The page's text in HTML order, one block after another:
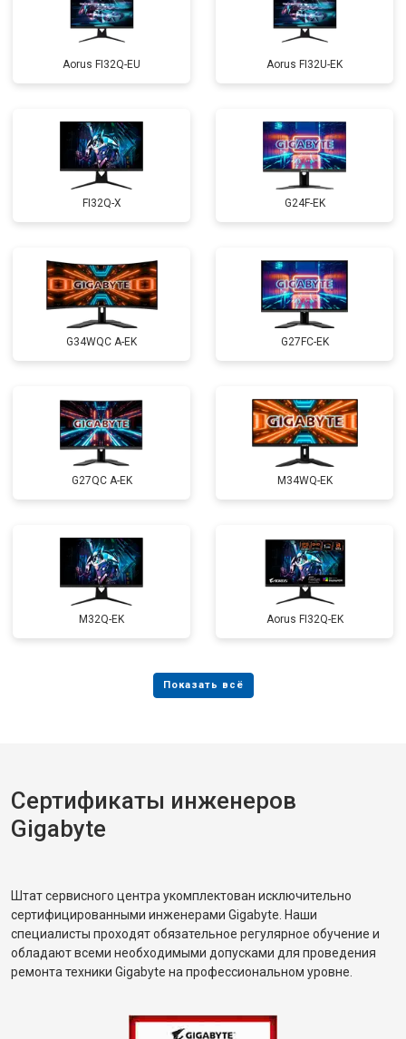
Aorus FI32Q-EU Aorus FI32U-EK
FI32Q-X G24F-EK
G34WQC A-EK G27FC-EK
G27QC A-EK M34WQ-EK
M32Q-EK Aorus FI32Q-EK
Сертификаты инженеров
Gigabyte
Штат сервисного центра укомплектован исключительно
сертифицированными инженерами Gigabyte. Наши
специалисты проходят обязательное регулярное обучение и
обладают всеми необходимыми допусками для проведения
ремонта техники Gigabyte на профессиональном уровне.